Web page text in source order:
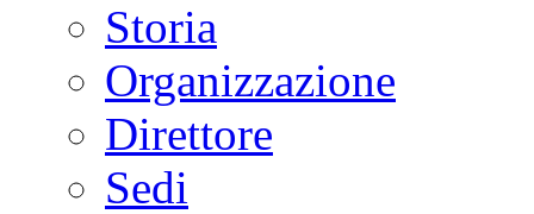
Storia
Organizzazione
Direttore
Sedi